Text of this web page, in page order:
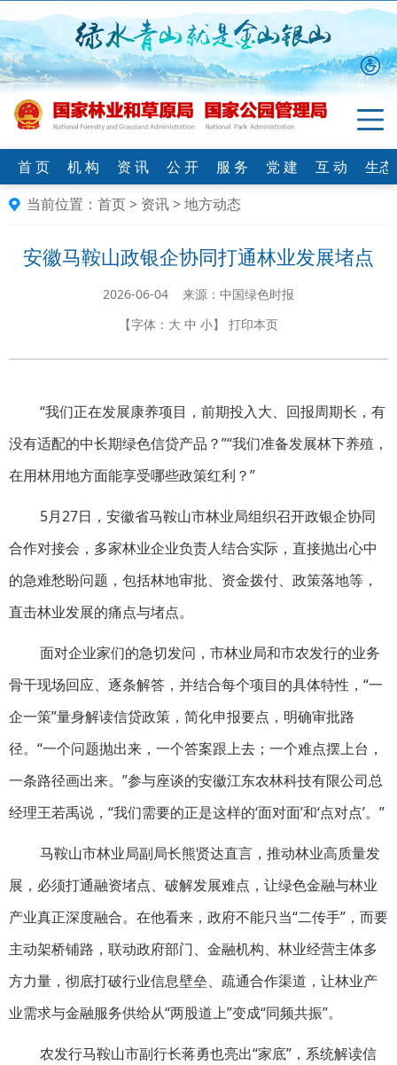
首 页 机 构 资 讯 公 开 服 务 党 建 互 动
生
当前位置： 首页> 资讯>地方动态
安徽马鞍山政银企协同打通林业发展堵点
2026-06-04 来源：中国绿色时报
【字体： 大 中 小】 打印本页
“我们正在发展康养项目，前期投入大、回报周期长，有
没有适配的中长期绿色信贷产品？”“我们准备发展林下养殖，
在用林用地方面能享受哪些政策红利？”
5月27日，安徽省马鞍山市林业局组织召开政银企协同
合作对接会，多家林业企业负责人结合实际，直接抛出心中
的急难愁盼问题，包括林地审批、资金拨付、政策落地等，
直击林业发展的痛点与堵点。
面对企业家们的急切发问，市林业局和市农发行的业务
骨干现场回应、逐条解答，并结合每个项目的具体特性，“一
企一策”量身解读信贷政策，简化申报要点，明确审批路
径。“一个问题抛出来，一个答案跟上去；一个难点摆上台，
一条路径画出来。”参与座谈的安徽江东农林科技有限公司总
经理王若禹说，“我们需要的正是这样的‘面对面’和‘点对点’。”
马鞍山市林业局副局长熊贤达直言，推动林业高质量发
展，必须打通融资堵点、破解发展难点，让绿色金融与林业
产业真正深度融合。在他看来，政府不能只当“二传手”，而要
主动架桥铺路，联动政府部门、金融机构、林业经营主体多
方力量，彻底打破行业信息壁垒、疏通合作渠道，让林业产
业需求与金融服务供给从“两股道上”变成“同频共振”。
农发行马鞍山市副行长蒋勇也亮出“家底”，系统解读信